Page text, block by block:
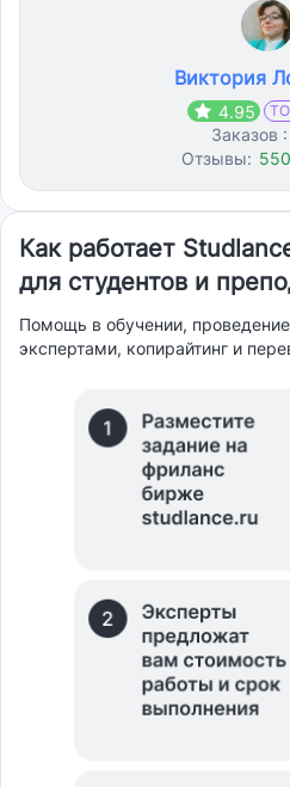
Виктория
4.95
Заказов :
Отзывы: 550
Как работает
для студентов и
Помощь в обучении,
экспертами, копирайтинг и